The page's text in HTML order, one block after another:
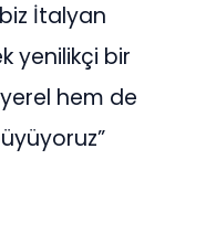
İtalyan
yenilikçi bir
hem de